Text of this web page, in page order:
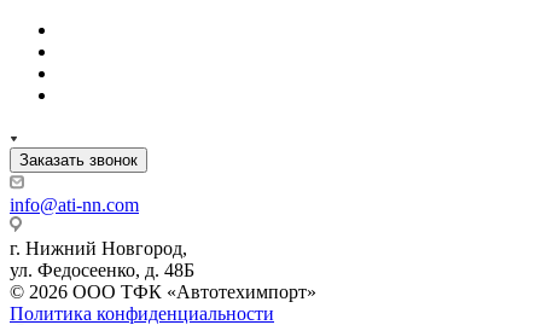
Заказать звонок
info@ati-nn.com
г. Нижний Новгород,
ул. Федосеенко, д. 48Б
© 2026 ООО ТФК «Автотехимпорт»
Политика конфиденциальности